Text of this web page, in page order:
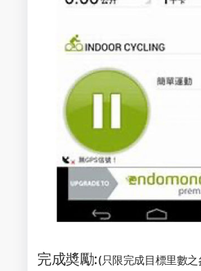
完成奬勵:(只限完成目標里數